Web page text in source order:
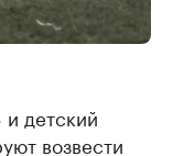
и детский
возвести